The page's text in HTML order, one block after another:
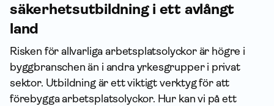
säkerhetsutbildning i ett avlångt
land
Risken för allvarliga arbetsplatsolyckor är högre i
byggbranschen än i andra yrkesgrupper i privat
sektor. Utbildning är ett viktigt verktyg för att
förebygga arbetsplatsolyckor. Hur kan vi på ett